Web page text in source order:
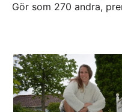
Gör som 270 andra,